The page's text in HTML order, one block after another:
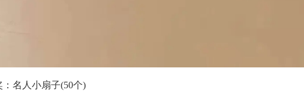
：名人小扇子(50个)